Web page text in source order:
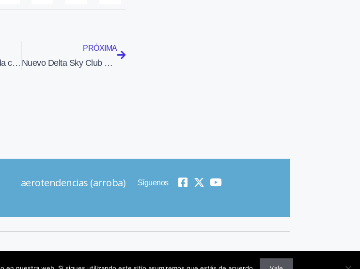
Gran final de la sonda cometaria Rosetta
PRÓXIMA
Nuevo Delta Sky Club en la Terminal B del aeropuerto de Atlanta
(arroba)
Síguenos
© 2019 All Rights Reserved